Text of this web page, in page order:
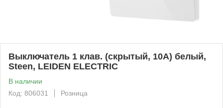
Выключатель 1 клав. (скрытый, 10А) белый,
Steen, LEIDEN ELECTRIC
В наличии
Код: 806031
Розница